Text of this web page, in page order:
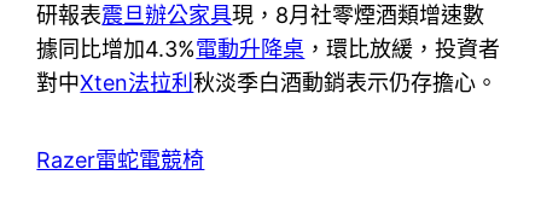
研報表震旦辦公家具現，8月社零煙酒類增速數
據同比增加4.3%電動升降桌 ，環比放緩，投資者
對中Xten法拉利秋淡季白酒動銷表示仍存擔心。
Razer雷蛇電競椅